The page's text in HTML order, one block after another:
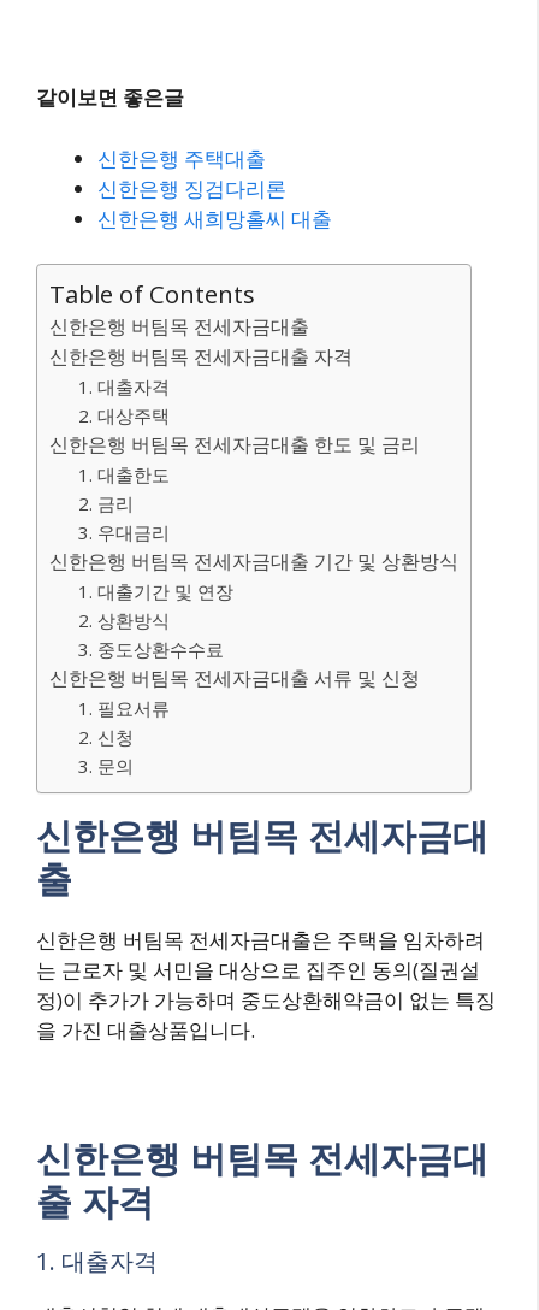
같이보면 좋은글
신한은행 주택대출
신한은행 징검다리론
신한은행 새희망홀씨 대출
Table of Contents
신한은행 버팀목 전세자금대출
신한은행 버팀목 전세자금대출 자격
1. 대출자격
2. 대상주택
신한은행 버팀목 전세자금대출 한도 및 금리
1. 대출한도
2. 금리
3. 우대금리
신한은행 버팀목 전세자금대출 기간 및 상환방식
1. 대출기간 및 연장
2. 상환방식
3. 중도상환수수료
신한은행 버팀목 전세자금대출 서류 및 신청
1. 필요서류
2. 신청
3. 문의
신한은행 버팀목 전세자금대
출
신한은행 버팀목 전세자금대출은 주택을 임차하려
는 근로자 및 서민을 대상으로 집주인 동의(질권설
정)이 추가가 가능하며 중도상환해약금이 없는 특징
을 가진 대출상품입니다.
신한은행 버팀목 전세자금대
출 자격
1. 대출자격